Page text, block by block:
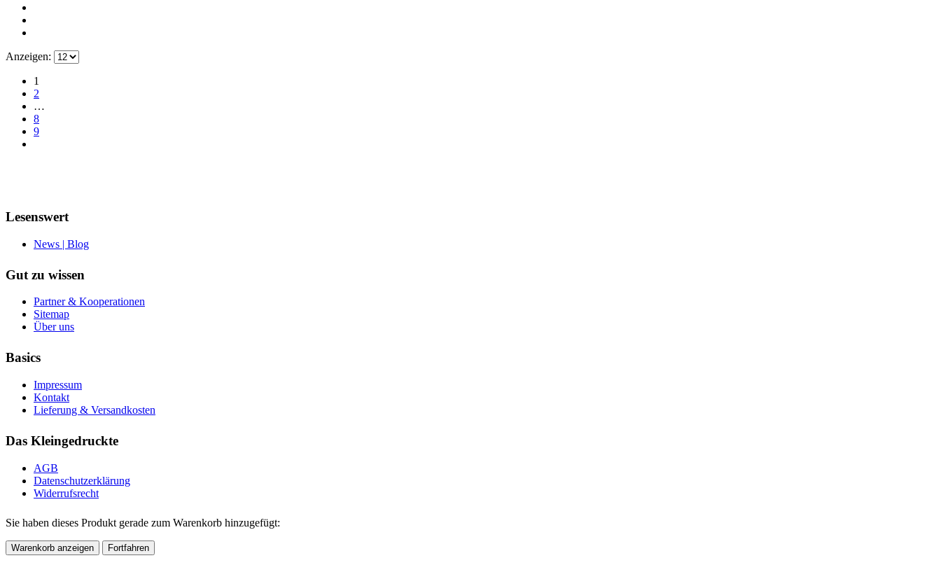
Anzeigen:
1
2
…
8
9
Lesenswert
News | Blog
Gut zu wissen
Partner & Kooperationen
Sitemap
Über uns
Basics
Impressum
Kontakt
Lieferung & Versandkosten
Das Kleingedruckte
AGB
Datenschutzerklärung
Widerrufsrecht
Sie haben dieses Produkt gerade zum Warenkorb hinzugefügt:
Warenkorb anzeigen Fortfahren